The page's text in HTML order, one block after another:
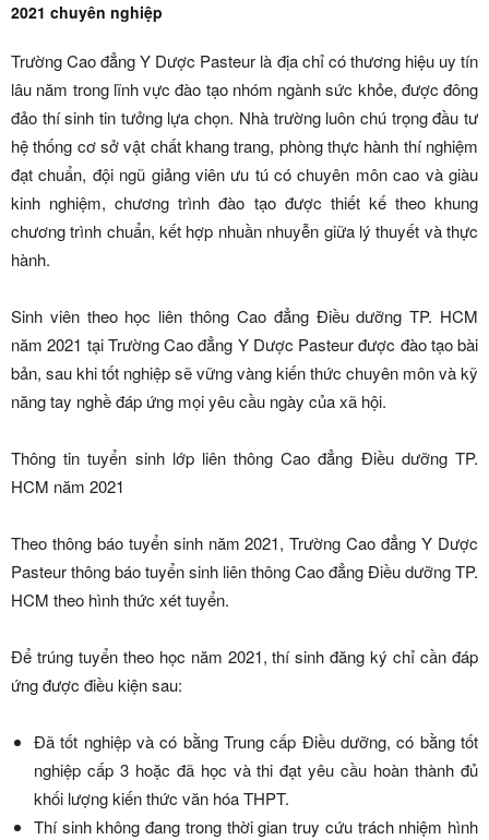
2021 chuyên nghiệp
Trường Cao đẳng Y Dược Pasteur là địa chỉ có thương hiệu uy tín
lâu năm trong lĩnh vực đào tạo nhóm ngành sức khỏe, được đông
đảo thí sinh tin tưởng lựa chọn. Nhà trường luôn chú trọng đầu tư
hệ thống cơ sở vật chất khang trang, phòng thực hành thí nghiệm
đạt chuẩn, đội ngũ giảng viên ưu tú có chuyên môn cao và giàu
kinh nghiệm, chương trình đào tạo được thiết kế theo khung
chương trình chuẩn, kết hợp nhuần nhuyễn giữa lý thuyết và thực
hành.
Sinh viên theo học liên thông Cao đẳng Điều dưỡng TP. HCM
năm 2021 tại Trường Cao đẳng Y Dược Pasteur được đào tạo bài
bản, sau khi tốt nghiệp sẽ vững vàng kiến thức chuyên môn và kỹ
năng tay nghề đáp ứng mọi yêu cầu ngày của xã hội.
Thông tin tuyển sinh lớp liên thông Cao đẳng Điều dưỡng TP.
HCM năm 2021
Theo thông báo tuyển sinh năm 2021, Trường Cao đẳng Y Dược
Pasteur thông báo tuyển sinh liên thông Cao đẳng Điều dưỡng TP.
HCM theo hình thức xét tuyển.
Để trúng tuyển theo học năm 2021, thí sinh đăng ký chỉ cần đáp
ứng được điều kiện sau:
Đã tốt nghiệp và có bằng Trung cấp Điều dưỡng, có bằng tốt
nghiệp cấp 3 hoặc đã học và thi đạt yêu cầu hoàn thành đủ
khối lượng kiến thức văn hóa THPT.
Thí sinh không đang trong thời gian truy cứu trách nhiệm hình